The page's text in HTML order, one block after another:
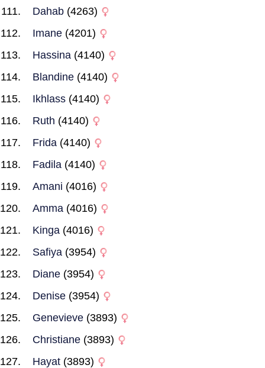
Dahab (4263)
Imane (4201)
Hassina (4140)
Blandine (4140)
Ikhlass (4140)
Ruth (4140)
Frida (4140)
Fadila (4140)
Amani (4016)
Amma (4016)
Kinga (4016)
Safiya (3954)
Diane (3954)
Denise (3954)
Genevieve (3893)
Christiane (3893)
Hayat (3893)